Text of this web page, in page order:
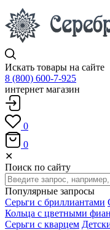
Искать товары на сайте
8 (800) 600-7-925
интернет магазин
0
0
✕
Поиск по сайту
Популярные запросы
Серьги с бриллиантами
Кольца с цветными
Серьги с кварцем